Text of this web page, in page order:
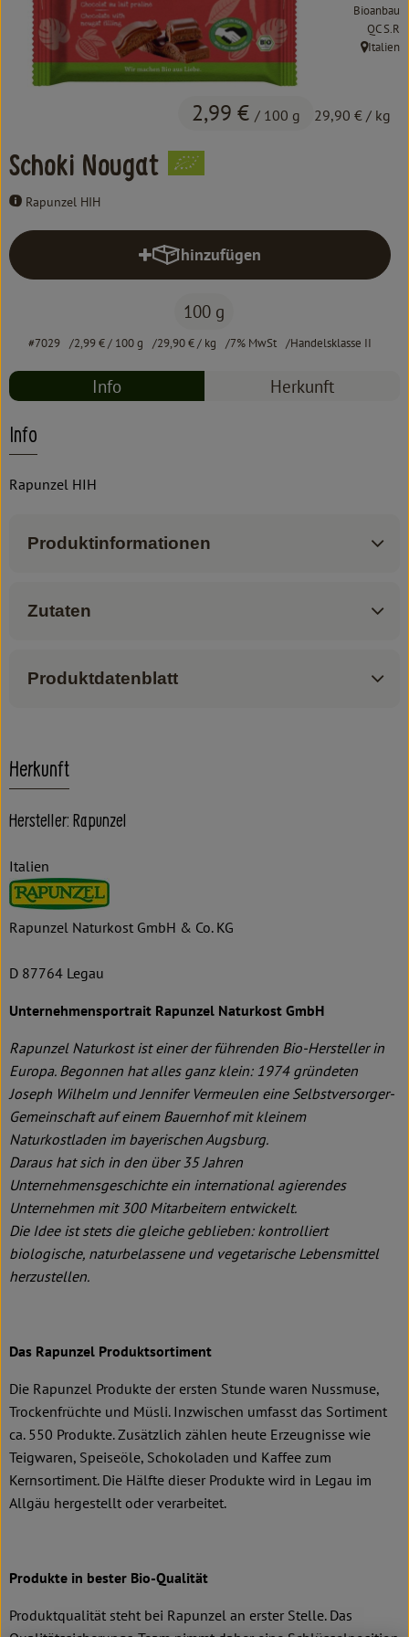
Kochen & Backen
Süß & Pikant
Getränke
Einkaufen
Über uns
Aktuelles
Schoki Nougat
Rapunzel HIH
2,99 € / 100 g 29,90 € / kg
Bioanbau
,QC S.R
,Italien
hinzufügen
Produkt zum Warenkorb
100 g
#7029 2,99 €/ 100 g 29,90 €/ kg 7% MwSt Handelsklasse II
Info Herkunft
Info
Rapunzel HIH
Produktinformationen
Zutaten
Produktdatenblatt
Herkunft
Hersteller: Rapunzel
Italien
Rapunzel Naturkost GmbH & Co. KG
D 87764 Legau
Unternehmensportrait Rapunzel Naturkost GmbH
Rapunzel Naturkost ist einer der führenden Bio-Hersteller in
Europa. Begonnen hat alles ganz klein: 1974 gründeten
Joseph Wilhelm und Jennifer Vermeulen eine Selbstversorger-
Gemeinschaft auf einem Bauernhof mit kleinem
Naturkostladen im bayerischen Augsburg.
Daraus hat sich in den über 35 Jahren
Unternehmensgeschichte ein international agierendes
Unternehmen mit 300 Mitarbeitern entwickelt.
Die Idee ist stets die gleiche geblieben: kontrolliert
biologische, naturbelassene und vegetarische Lebensmittel
herzustellen.
Das Rapunzel Produktsortiment
Die Rapunzel Produkte der ersten Stunde waren Nussmuse,
Trockenfrüchte und Müsli. Inzwischen umfasst das Sortiment
ca. 550 Produkte. Zusätzlich zählen heute Erzeugnisse wie
Teigwaren, Speiseöle, Schokoladen und Kaffee zum
Kernsortiment. Die Hälfte dieser Produkte wird in Legau im
Allgäu hergestellt oder verarbeitet.
Produkte in bester Bio-Qualität
Produktqualität steht bei Rapunzel an erster Stelle. Das